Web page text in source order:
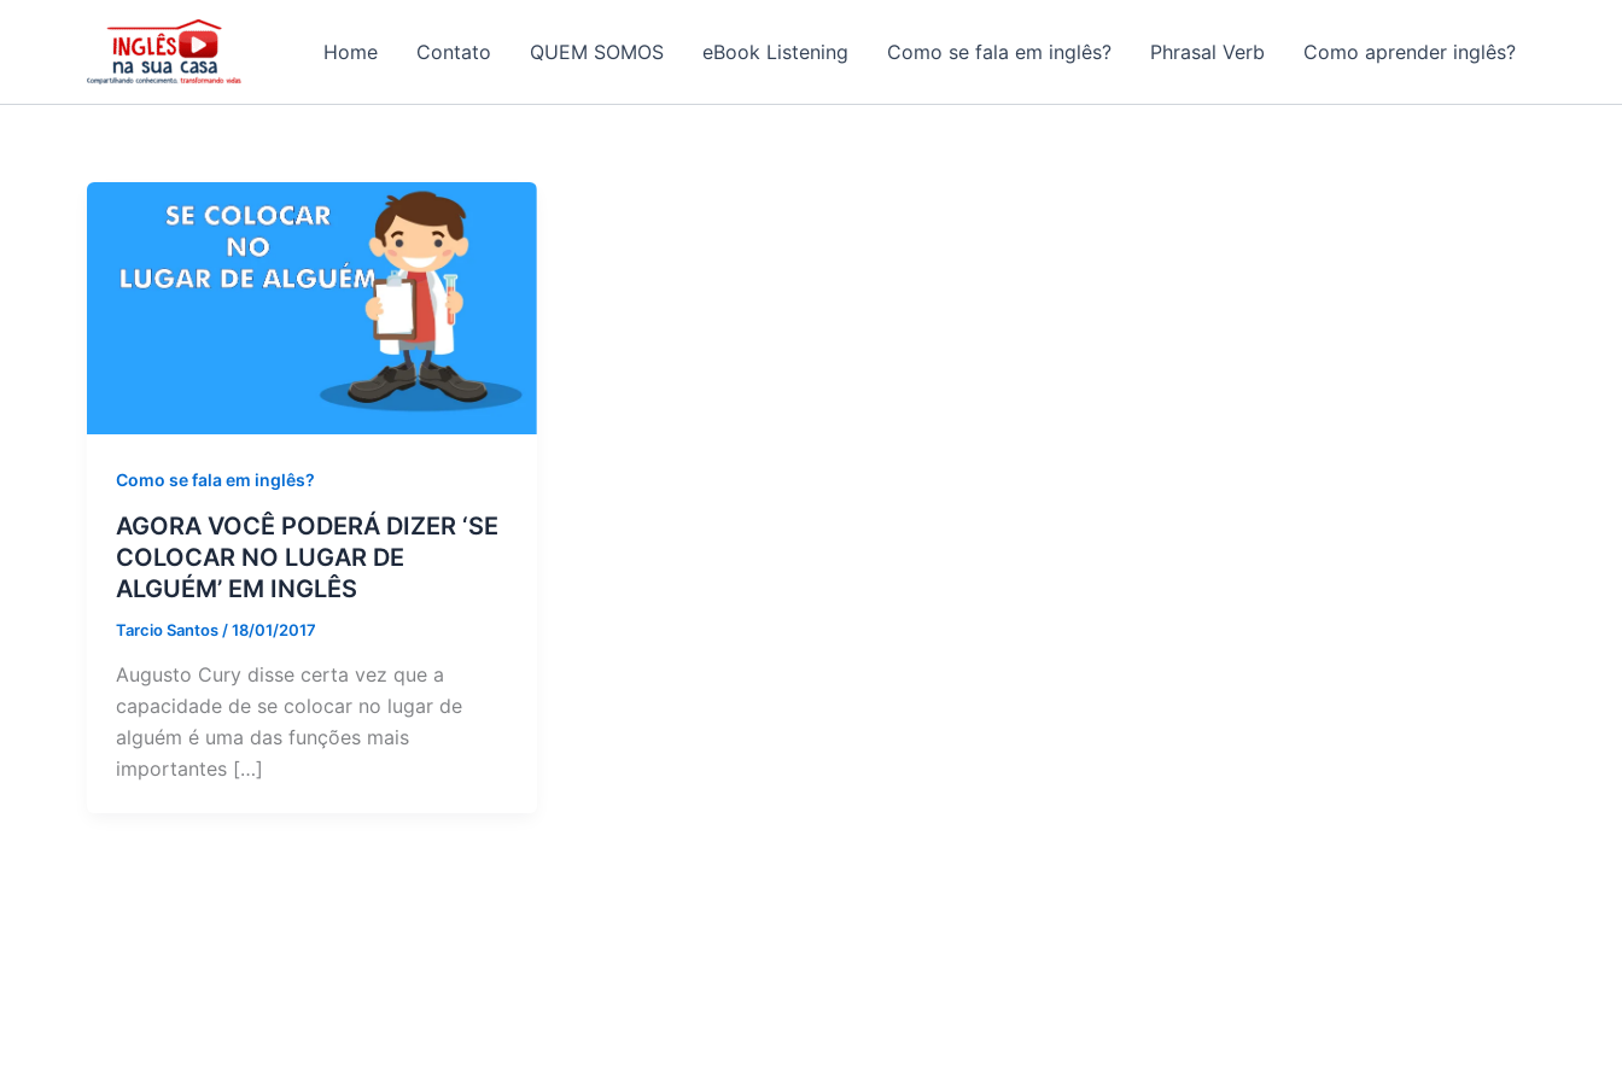
conteúdo
Home Contato QUEM SOMOS eBook Listening Como se fala em inglês? Phrasal Verb Como aprender inglês?
Como se fala em inglês?
AGORA VOCÊ PODERÁ DIZER ‘SE
COLOCAR NO LUGAR DE
ALGUÉM’ EM INGLÊS
Tarcio Santos /18/01/2017
Augusto Cury disse certa vez que a
capacidade de se colocar no lugar de
alguém é uma das funções mais
importantes […]